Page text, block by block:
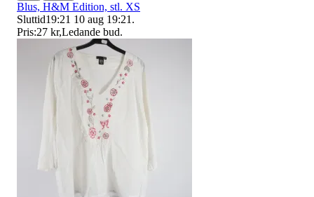
Blus, H&M Edition, stl. XS
Sluttid19:21 10 aug 19:21 .
Pris:27 kr,Ledande bud.